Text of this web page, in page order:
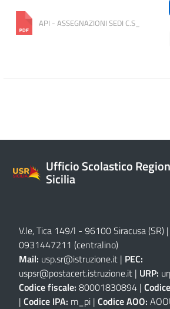
API - ASSEGNAZIONI SEDI C.S_
Ufficio Scolastico
Sicilia
V.le, Tica 149/l - 96100 Siracusa (SR) |
0931447211 (centralino)
Mail: usp.sr@istruzione.it | PEC:
uspsr@postacert.istruzione.it | URP:
Codice fiscale: 80001830894 |
| Codice IPA: m_pi | Codice AOO: